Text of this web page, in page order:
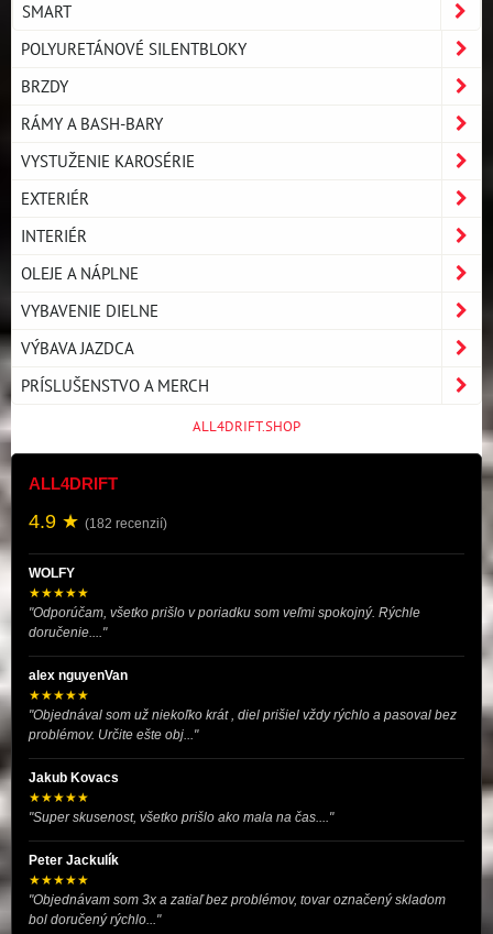
SMART
POLYURETÁNOVÉ SILENTBLOKY
BRZDY
RÁMY A BASH-BARY
VYSTUŽENIE KAROSÉRIE
EXTERIÉR
INTERIÉR
OLEJE A NÁPLNE
VYBAVENIE DIELNE
VÝBAVA JAZDCA
PRÍSLUŠENSTVO A MERCH
ALL4DRIFT.SHOP
ALL4DRIFT
4.9 ★ (182 recenzií)
WOLFY
★★★★★
"Odporúčam, všetko prišlo v poriadku som veľmi spokojný. Rýchle
doručenie...."
alex nguyenVan
★★★★★
"Objednával som už niekoľko krát , diel prišiel vždy rýchlo a pasoval bez
problémov. Určite ešte obj..."
Jakub Kovacs
★★★★★
"Super skusenost, všetko prišlo ako mala na čas...."
Peter Jackulík
★★★★★
"Objednávam som 3x a zatiaľ bez problémov, tovar označený skladom
bol doručený rýchlo..."